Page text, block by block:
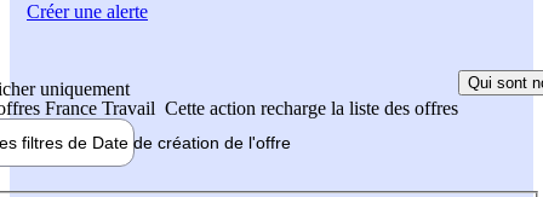
uniquement
France Travail Cette action recharge la liste des offres
Qui sont
filtres de Date de création de l'offre
Créer une alerte